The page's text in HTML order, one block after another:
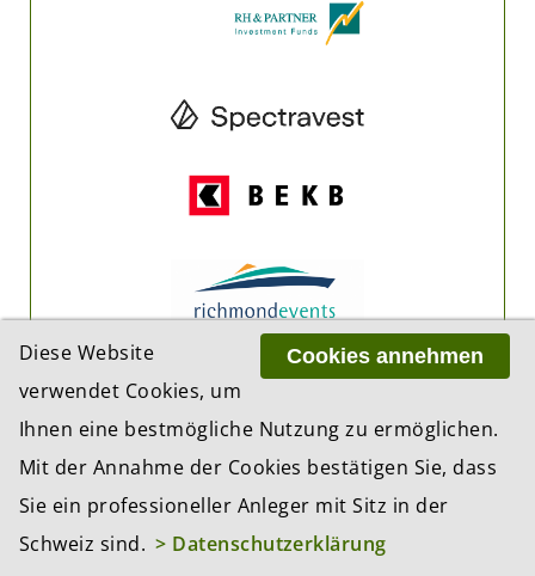
Cookies annehmen
Diese Website
verwendet Cookies, um
Ihnen eine bestmögliche Nutzung zu ermöglichen.
Mit der Annahme der Cookies bestätigen Sie, dass
Sie ein professioneller Anleger mit Sitz in der
Schweiz sind. > Datenschutzerklärung